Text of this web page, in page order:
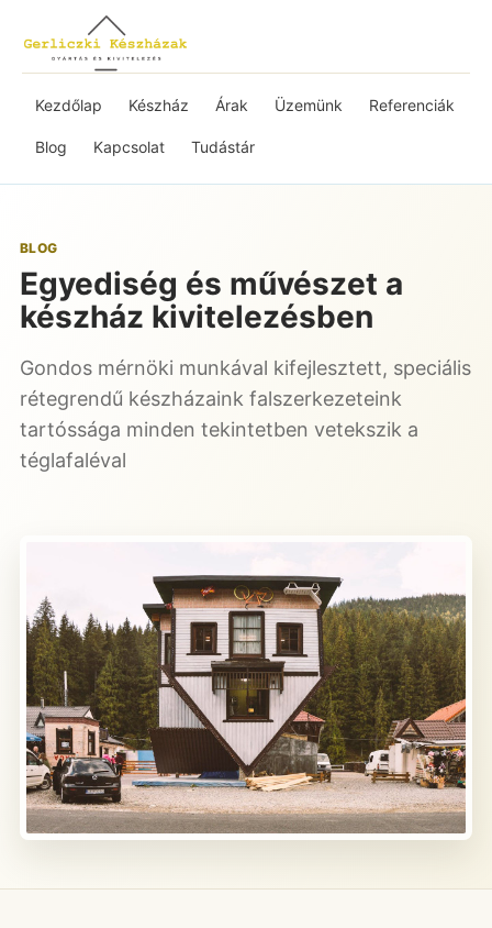
Kezdőlap Készház Árak Üzemünk Referenciák
Blog Kapcsolat Tudástár
BLOG
Egyediség és művészet a
készház kivitelezésben
Gondos mérnöki munkával kifejlesztett, speciális
rétegrendű készházaink falszerkezeteink
tartóssága minden tekintetben vetekszik a
téglafaléval